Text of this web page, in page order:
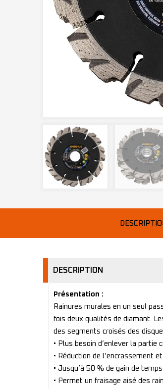
DESCRIPTION
Présentation :
Rainures murales en un seul
fois deux qualités de diamant.
des segments croisés des
• Plus besoin d’enlever la partie
• Réduction de l’encrassement
• Jusqu’à 50 % de gain de
• Permet un fraisage aisé des